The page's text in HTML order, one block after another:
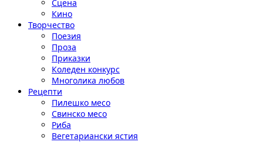
Сцена
Кино
Творчество
Поезия
Проза
Приказки
Коледен конкурс
Многолика любов
Рецепти
Пилешко месо
Свинско месо
Риба
Вегетариански ястия